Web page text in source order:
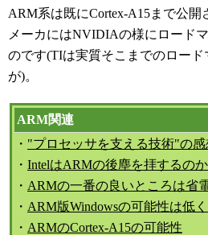
ARM系は既にCortex-A15まで公
メーカにはNVIDIAの様にロード
のです(TIは実質そこまでのロー
が)。
ARM関連
・ "プロセッサを支える技術"の感
・ IntelはARMの後塵を拝するのか
・ ARMの一番の良いところは省
・ ARM版Windowsの可能性は低
・ ARMのCortex-A15の可能性